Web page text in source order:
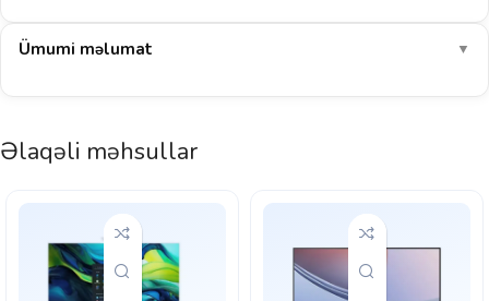
Ümumi məlumat ▼
Əlaqəli məhsullar